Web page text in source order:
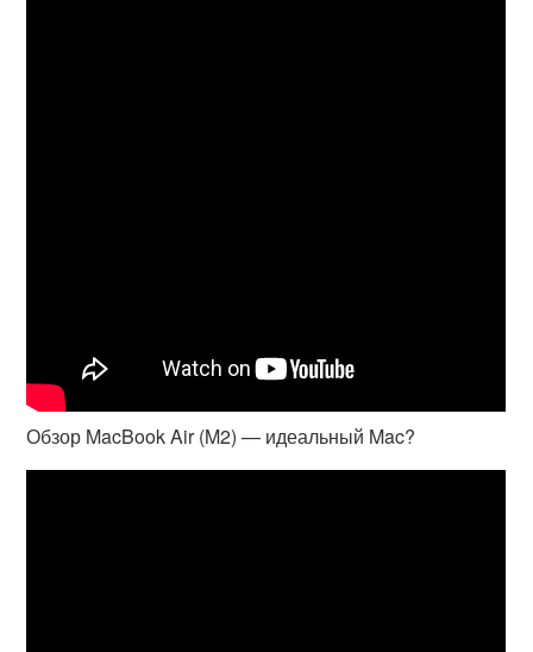
Обзор MacBook Air (M2) — идеальный Mac?